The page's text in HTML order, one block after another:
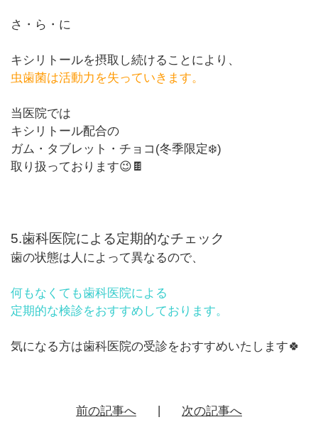
さ・ら・に
キシリトールを摂取し続けることにより、
虫歯菌は活動力を失っていきます。
当医院では
キシリトール配合の
ガム・タブレット・チョコ (冬季限定❄️)
取り扱っております😉🍫
5.歯科医院による定期的なチェック
歯の状態は人によって異なるので、
何もなくても歯科医院による
定期的な検診をおすすめしております。
気になる方は歯科医院の受診をおすすめいたします🍀
前の記事へ 次の記事へ